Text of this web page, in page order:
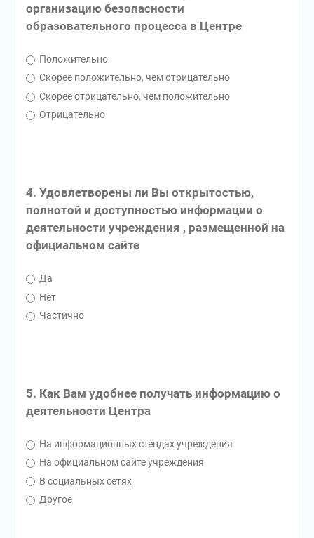
организацию безопасности
образовательного процесса в Центре
Положительно
Скорее положительно, чем отрицательно
Скорее отрицательно, чем положительно
Отрицательно
4. Удовлетворены ли Вы открытостью,
полнотой и доступностью информации о
деятельности учреждения , размещенной на
официальном сайте
Да
Нет
Частично
5. Как Вам удобнее получать информацию о
деятельности Центра
На информационных стендах учреждения
На официальном сайте учреждения
В социальных сетях
Другое